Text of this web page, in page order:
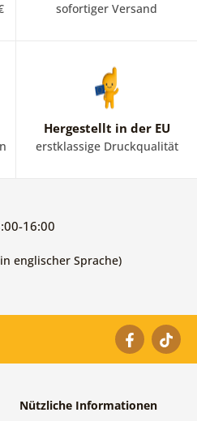
sofortiger Versand
Hergestellt in der EU
erstklassige Druckqualität
16:00
englischer Sprache)
Nützliche Informationen